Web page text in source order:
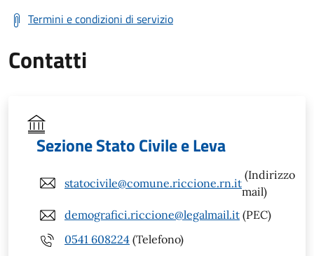
Termini e condizioni di servizio
Contatti
Sezione Stato Civile e Leva
statocivile@comune.riccione.rn.it
(Indirizzo
mail)
demografici.riccione@legalmail.it (PEC)
0541 608224 (Telefono)